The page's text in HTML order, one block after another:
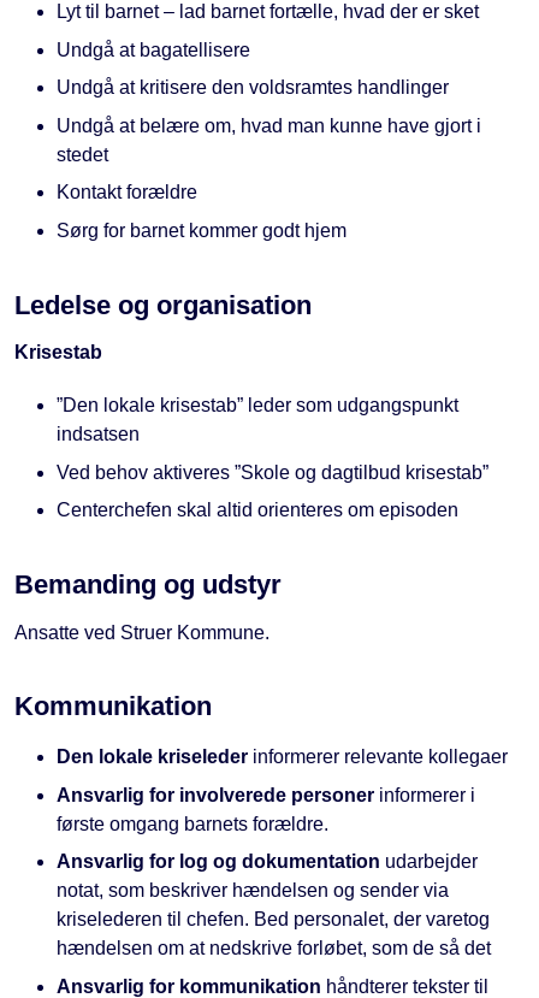
Lyt til barnet – lad barnet fortælle, hvad der er sket
Undgå at bagatellisere
Undgå at kritisere den voldsramtes handlinger
Undgå at belære om, hvad man kunne have gjort i
stedet
Kontakt forældre
Sørg for barnet kommer godt hjem
Ledelse og organisation
Krisestab
”Den lokale krisestab” leder som udgangspunkt
indsatsen
Ved behov aktiveres ”Skole og dagtilbud krisestab”
Centerchefen skal altid orienteres om episoden
Bemanding og udstyr
Ansatte ved Struer Kommune.
Kommunikation
Den lokale kriseleder informerer relevante kollegaer
Ansvarlig for involverede personer informerer i
første omgang barnets forældre.
Ansvarlig for log og dokumentation udarbejder
notat, som beskriver hændelsen og sender via
kriselederen til chefen. Bed personalet, der varetog
hændelsen om at nedskrive forløbet, som de så det
Ansvarlig for kommunikation håndterer tekster til